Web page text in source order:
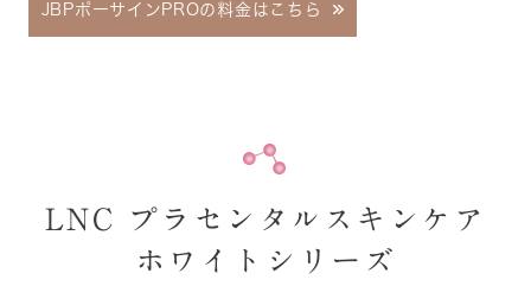
JBPポーサインPROの料金はこちら
LNC プラセンタルスキンケア
ホワイトシリーズ